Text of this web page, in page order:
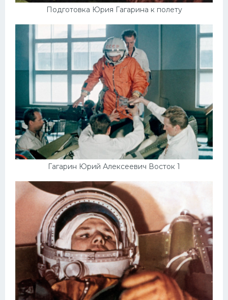
Подготовка Юрия Гагарина к полету
Гагарин Юрий Алексеевич Восток 1